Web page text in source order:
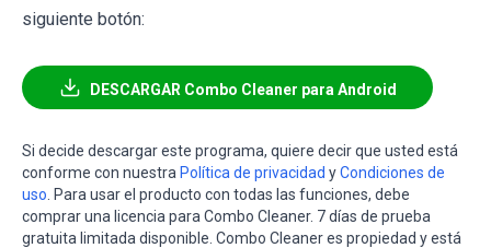
siguiente botón:
DESCARGAR Combo Cleaner para Android
Si decide descargar este programa, quiere decir que usted está
conforme con nuestra Política de privacidad yCondiciones de
uso . Para usar el producto con todas las funciones, debe
comprar una licencia para Combo Cleaner. 7 días de prueba
gratuita limitada disponible. Combo Cleaner es propiedad y está